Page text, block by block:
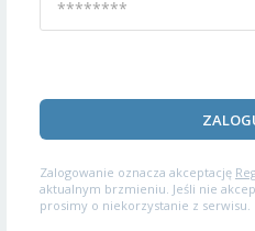
Zalogowanie oznacza akceptację
aktualnym brzmieniu. Jeśli nie
prosimy o niekorzystanie z serwisu.